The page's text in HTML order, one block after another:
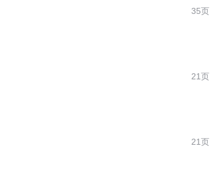
35页
21页
21页